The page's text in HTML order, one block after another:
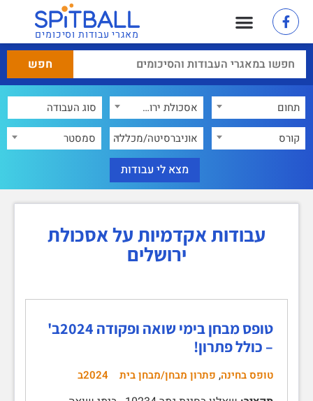
מאגרי עבודות וסיכומים
תחום
אסכולת ירושלים
קורס
אוניברסיטה/מכללה סמסטר
עבודות אקדמיות על אסכולת
ירושלים
טופס מבחן בימי שואה ופקודה 2024ב'
– כולל פתרון!
טופס בחינה, פתרון מבחן/מבחן בית 2024ב